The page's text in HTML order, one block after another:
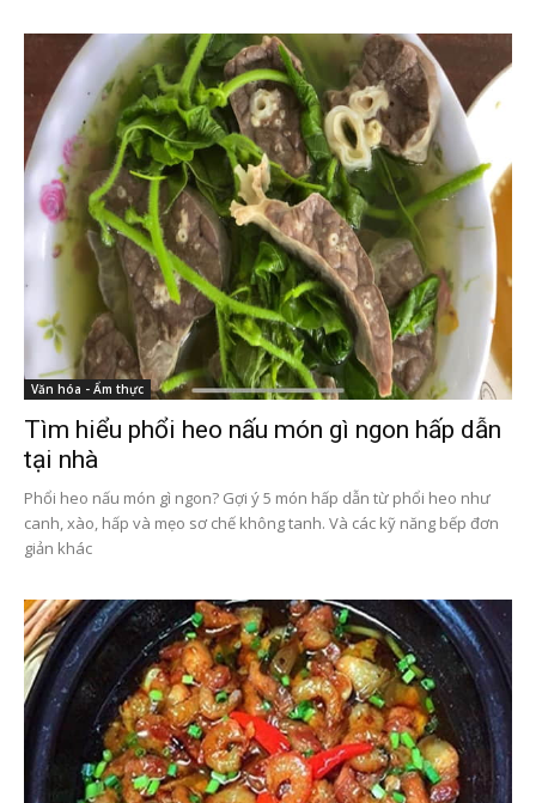
Văn hóa - Ẩm thực
Tìm hiểu phổi heo nấu món gì ngon hấp dẫn
tại nhà
Phổi heo nấu món gì ngon? Gợi ý 5 món hấp dẫn từ phổi heo như
canh, xào, hấp và mẹo sơ chế không tanh. Và các kỹ năng bếp đơn
giản khác